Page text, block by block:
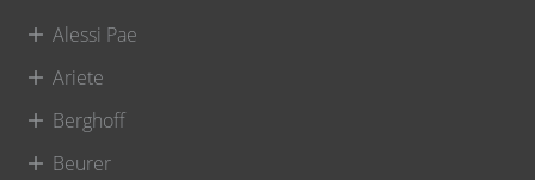
Alessi Pae
Ariete
Berghoff
Beurer